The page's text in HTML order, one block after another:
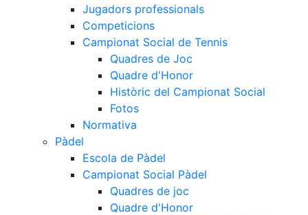
Jugadors professionals
Competicions
Campionat Social de Tennis
Quadres de Joc
Quadre d'Honor
Històric del Campionat Social
Fotos
Normativa
Pàdel
Escola de Pàdel
Campionat Social Pàdel
Quadres de joc
Quadre d'Honor